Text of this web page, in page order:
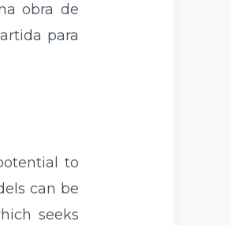
obra de
para
to
can be
seeks